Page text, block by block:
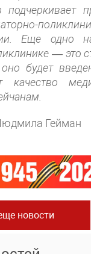
Еще одно
— это
будет
качество
Гейман
новости